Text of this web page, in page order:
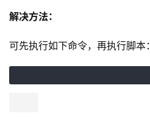
解决方法：
可先执行如下命令，再执行脚本：